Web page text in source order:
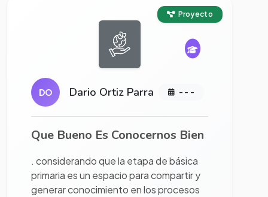
Proyecto
DO Dario Ortiz Parra - - -
Que Bueno Es Conocernos Bien
. considerando que la etapa de básica
primaria es un espacio para compartir y
generar conocimiento en los procesos